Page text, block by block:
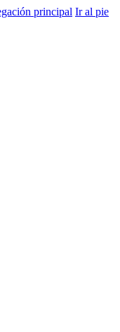
principal Ir al pie